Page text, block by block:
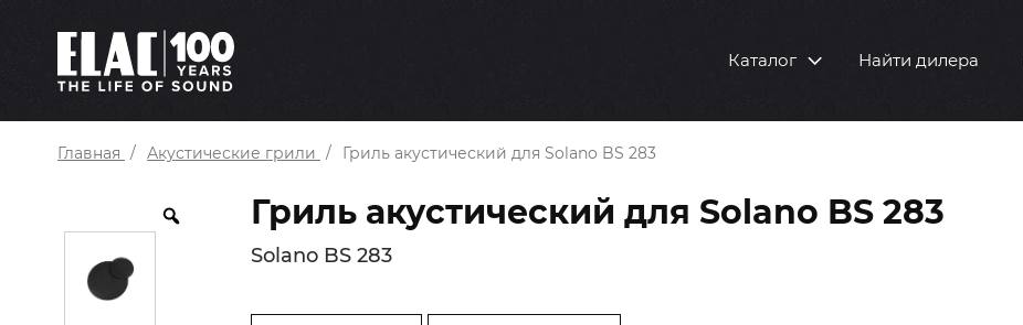
Каталог Найти дилера
Главная Акустические грили Гриль акустический для Solano BS 283
Гриль акустический для Solano BS 283
Solano BS 283